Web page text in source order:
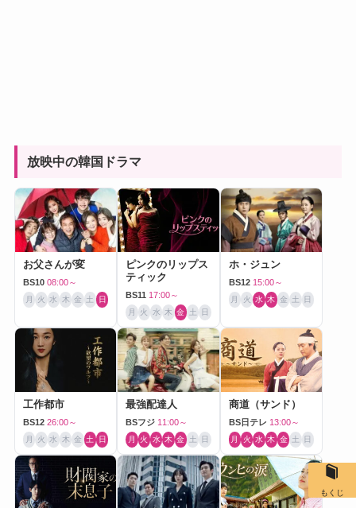
放映中の韓国ドラマ
お父さんが変
BS10 08:00～
月 火 水 木 金 土 日
ピンクのリップス
ティック
BS11 17:00～
月 火 水 木 金 土 日
ホ・ジュン
BS12 15:00～
月 火 水 木 金 土 日
工作都市
BS12 26:00～
月 火 水 木 金 土 日
最強配達人
BSフジ 11:00～
月 火 水 木 金 土 日
商道（サンド）
BS日テレ 13:00～
月 火 水 木 金 土 日
もくじ